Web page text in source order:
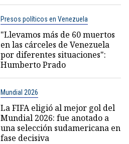
Presos políticos en Venezuela
"Llevamos más de 60 muertos
en las cárceles de Venezuela
por diferentes situaciones":
Humberto Prado
Mundial 2026
La FIFA eligió al mejor gol del
Mundial 2026: fue anotado a
una selección sudamericana en
fase decisiva